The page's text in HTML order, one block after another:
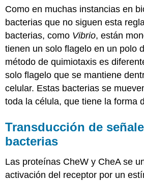
Como en muchas instancias en
bacterias que no siguen esta
bacterias, como Vibrio, están
tienen un solo flagelo en un polo
método de quimiotaxis es
solo flagelo que se mantiene
celular. Estas bacterias se
toda la célula, que tiene la forma
Transducción de
bacterias
Las proteínas CheW y CheA se
activación del receptor por un